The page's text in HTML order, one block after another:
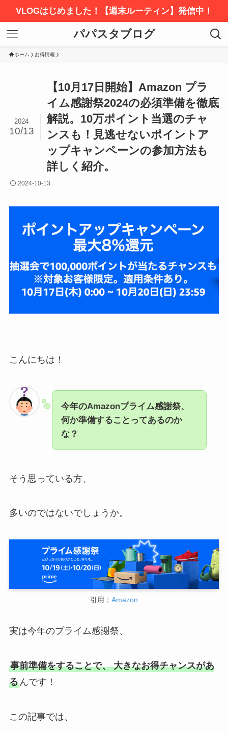
VLOGはじめました！【週末ルーティン】発信中！
パパスタブログ
ホーム お得情報
【10月17日開始】Amazon プラ
イム感謝祭2024の必須準備を徹底
解説。10万ポイント当選のチャ
ンスも！見逃せないポイントア
ップキャンペーンの参加方法も
詳しく紹介。
2024
10/13
2024-10-13
こんにちは！
今年のAmazonプライム感謝祭、
何か準備することってあるのか
な？
そう思っている方、
多いのではないでしょうか。
引用； Amazon
実は今年のプライム感謝祭、
事前準備をすることで、 大きなお得チャンスがあ
るんです！
この記事では、